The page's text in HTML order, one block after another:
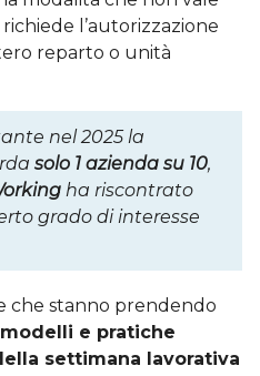
l’autorizzazione
reparto o unità
nel 2025 la
solo 1 azienda su 10,
ha riscontrato
grado di interesse
che stanno prendendo
modelli e pratiche
settimana lavorativa